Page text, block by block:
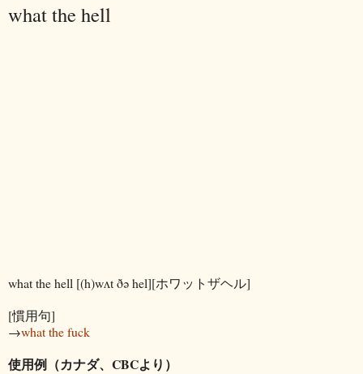
what the hell
what the hell [(h)wʌt ðə hel][ホワットザヘル]
[慣用句]
→what the fuck
使用例（カナダ、CBCより）